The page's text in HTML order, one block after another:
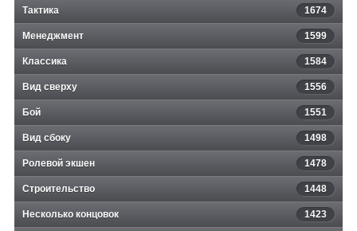
Тактика 1674
Менеджмент 1599
Классика 1584
Вид сверху 1556
Бой 1551
Вид сбоку 1498
Ролевой экшен 1478
Строительство 1448
Несколько концовок 1423